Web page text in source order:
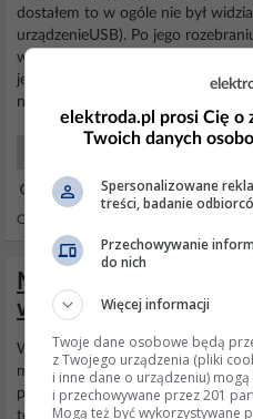
dostałem to w ogóle nie był
urządzenieUSB). Po jego
wykrywa go poprawnie (choć nie
jego pojemność to 0 mb. We
nieznany, system plików nieznany.
27 Mar 2006 20:18
Odpowiedzi: 9 Wyświetleń: 1949
Medion 64 gb usb-
widzi pendrive
Witam, dzisiejszego pięknego dnia
mediona. Komputer w żaden
pod win7,winxp,linux livecd, i
tel na chwilę się pojawiał
elektroda.pl prosi Cię o
Twoich danych
Spersonalizowane
treści, badanie
Przechowywanie
do nich
Więcej informacji
Twoje dane osobowe będą
z Twojego urządzenia (pliki
i inne dane o urządzeniu)
i przechowywane przez 201
Mogą też być wykorzystywane